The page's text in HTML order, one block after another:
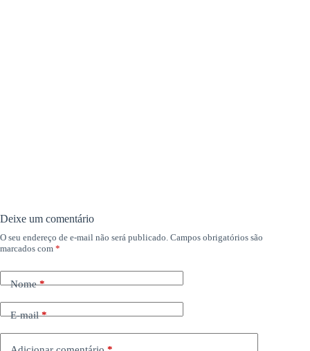
Deixe um comentário
O seu endereço de e-mail não será publicado. Campos obrigatórios são
marcados com *
Nome*
E-mail*